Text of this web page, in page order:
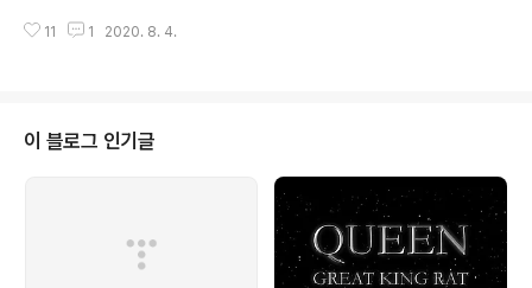
ng 레안드로 에를리치(Leandro Erlich)의 '구름(남한)',
yong59/?sub_confirmation=1 문용 moonyong ♪
피아니스트 문용의 공식 유튜브 채널 | pianist moonyo
ng's official channel 구독과 좋아요, 알림 설정 부탁합
11 1 2020. 8. 4.
이 블로그 인기글